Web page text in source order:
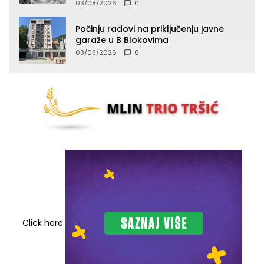
03/08/2026 0
Počinju radovi na priključenju javne
garaže u B Blokovima
03/08/2026 0
Click here